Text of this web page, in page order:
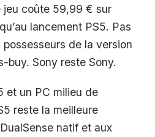
jeu coûte 59,99 € sur
lancement PS5. Pas
de la version
buy. Sony reste Sony.
et un PC milieu de
reste la meilleure
natif et aux